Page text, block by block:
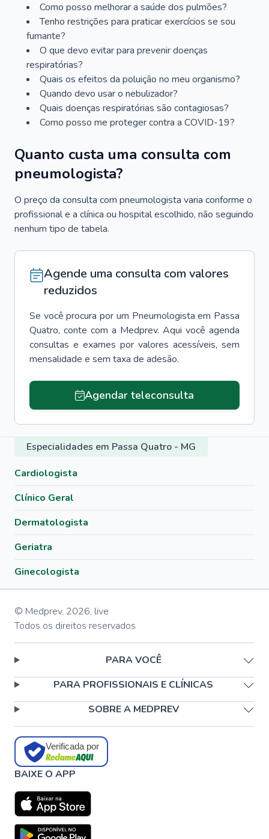
Como posso melhorar a saúde dos pulmões?
Tenho restrições para praticar exercícios se sou
fumante?
O que devo evitar para prevenir doenças
respiratórias?
Quais os efeitos da poluição no meu organismo?
Quando devo usar o nebulizador?
Quais doenças respiratórias são contagiosas?
Como posso me proteger contra a COVID-19?
Quanto custa uma consulta com
pneumologista?
O preço da consulta com pneumologista varia conforme o
profissional e a clínica ou hospital escolhido, não seguindo
nenhum tipo de tabela.
Agende uma consulta com valores
reduzidos
Se você procura por um Pneumologista em Passa
Quatro, conte com a Medprev. Aqui você agenda
consultas e exames por valores acessíveis, sem
mensalidade e sem taxa de adesão.
Agendar teleconsulta
Especialidades em Passa Quatro - MG
Cardiologista
Clínico Geral
Dermatologista
Geriatra
Ginecologista
© Medprev, 2026, live
Todos os direitos reservados
PARA VOCÊ
PARA PROFISSIONAIS E CLÍNICAS
SOBRE A MEDPREV
Verificada por
BAIXE O APP